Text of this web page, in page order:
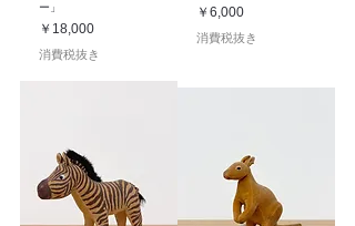
ー」
価格
￥18,000
消費税抜き
価格
￥6,000
消費税抜き